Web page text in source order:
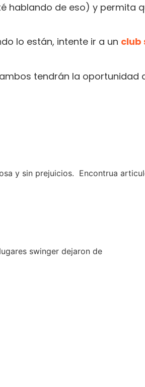
hablando de eso) y permita
lo están, intente ir a un club
tendrán la oportunidad
y sin prejuicios. Encontrua
swinger dejaron de